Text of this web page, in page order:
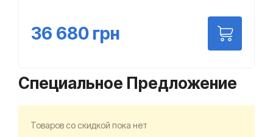
36 680 грн
Специальное Предложение
Товаров со скидкой пока нет